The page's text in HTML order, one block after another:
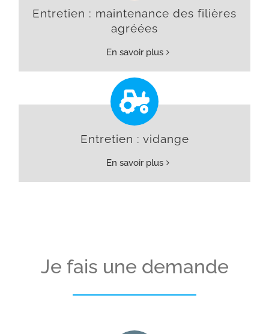
Entretien : maintenance des filières
agréées
En savoir plus
Entretien : vidange
En savoir plus
Je fais une demande